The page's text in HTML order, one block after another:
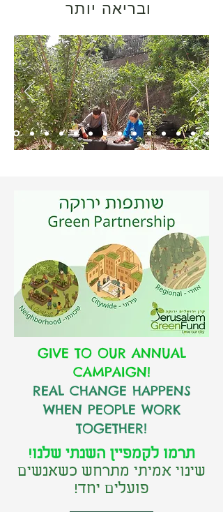
GIVE TO OUR ANNUAL
CAMPAIGN!
REAL CHANGE HAPPENS
WHEN PEOPLE WORK
TOGETHER!
תרמו לקמפיין השנתי שלנו!
שינוי אמיתי מתרחש כשאנשים
פועלים יחד!